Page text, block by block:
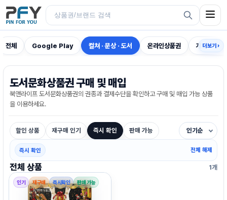
전체 Google Play 컬쳐 · 문상 · 도서 온라인상품권 게임전용
더보기 ›
도서문화상품권 구매 및 매입
북앤라이프 도서문화상품권의 권종과 결제수단을 확인하고 구매 및 매입 가능 상품
을 이용하세요.
할인 상품 재구매 인기 즉시 확인 판매 가능 인기순
즉시 확인 전체 해제
전체 상품 1개
인기 재구매 즉시확인 판매 가능